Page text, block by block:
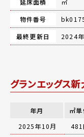
物件番号
最終更新日
2024
グランエッグス
年月 ㎡
2025年10月
481